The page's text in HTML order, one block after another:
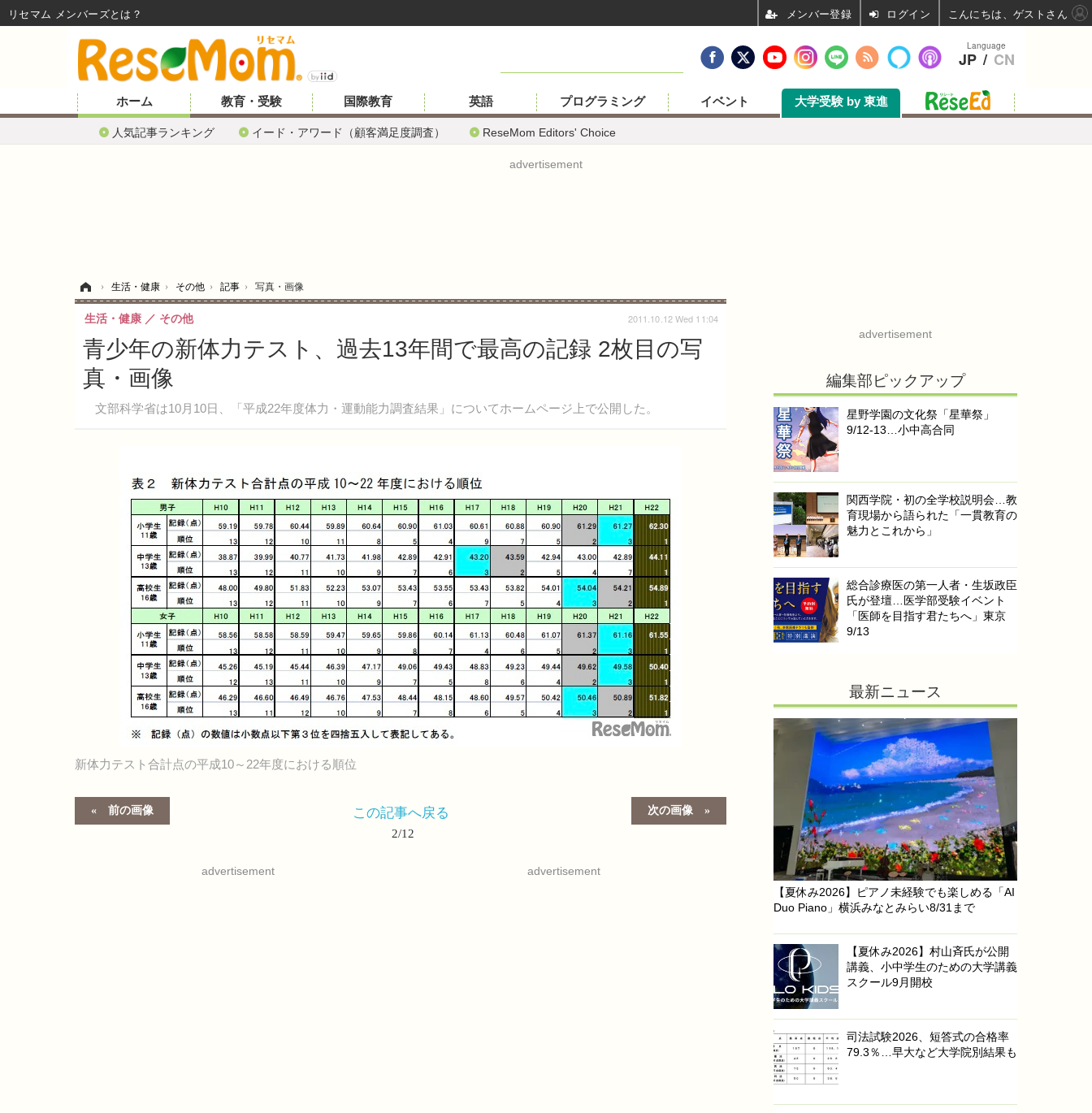
ホーム
人気記事ランキング イード・アワード（顧客満足度調査） ReseMom Editors' Choice
教育・受験 国際教育 英語 プログラミング イベント 大学受験 by 東進
advertisement
› 生活・健康 › その他 › 記事 › 写真・画像
青少年の新体力テスト、過去13年間で最高の記録 2枚目の写
真・画像
文部科学省は10月10日、「平成22年度体力・運動能力調査結果」についてホームページ上で公開した。
生活・健康 その他 2011.10.12 Wed 11:04
新体力テスト合計点の平成10～22年度における順位
前の画像 次の画像
この記事へ戻る
2/12
advertisement advertisement
advertisement
編集部ピックアップ
星野学園の文化祭「星華祭」
9/12-13…小中高合同
関西学院・初の全学校説明会…教
育現場から語られた「一貫教育の
魅力とこれから」
総合診療医の第一人者・生坂政臣
氏が登壇…医学部受験イベント
「医師を目指す君たちへ」東京
9/13
最新ニュース
【夏休み2026】ピアノ未経験でも楽しめる「AI
Duo Piano」横浜みなとみらい8/31まで
【夏休み2026】村山斉氏が公開
講義、小中学生のための大学講義
スクール9月開校
司法試験2026、短答式の合格率
79.3％…早大など大学院別結果も
Language
JP / CN
リセマム メンバーズ ログイン こんにちは、ゲストさん